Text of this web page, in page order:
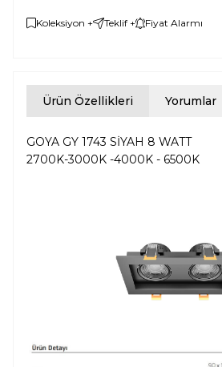
Koleksiyon + Teklif + Fiyat Alarmı
Ürün Özellikleri Yorumlar
GOYA GY 1743 SİYAH 8 WATT
2700K-3000K -4000K - 6500K